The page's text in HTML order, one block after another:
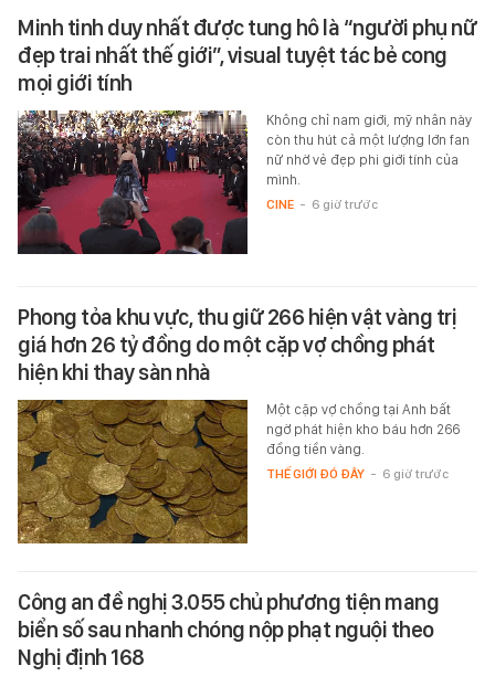
Minh tinh duy nhất được tung hô là “người phụ nữ
đẹp trai nhất thế giới”, visual tuyệt tác bẻ cong
mọi giới tính
Không chỉ nam giới, mỹ nhân này
còn thu hút cả một lượng lớn fan
nữ nhờ vẻ đẹp phi giới tính của
mình.
CINE - 6 giờ trước
Phong tỏa khu vực, thu giữ 266 hiện vật vàng trị
giá hơn 26 tỷ đồng do một cặp vợ chồng phát
hiện khi thay sàn nhà
Một cặp vợ chồng tại Anh bất
ngờ phát hiện kho báu hơn 266
đồng tiền vàng.
THẾ GIỚI ĐÓ ĐÂY - 6 giờ trước
Công an đề nghị 3.055 chủ phương tiện mang
biển số sau nhanh chóng nộp phạt nguội theo
Nghị định 168